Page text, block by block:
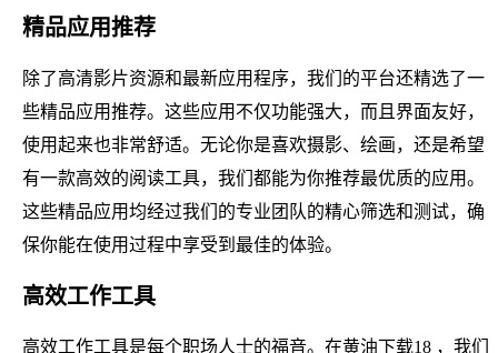
精品应用推荐
除了高清影片资源和最新应用程序，我们的平台还精选了一
些精品应用推荐。这些应用不仅功能强大，而且界面友好，
使用起来也非常舒适。无论你是喜欢摄影、绘画，还是希望
有一款高效的阅读工具，我们都能为你推荐最优质的应用。
这些精品应用均经过我们的专业团队的精心筛选和测试，确
保你能在使用过程中享受到最佳的体验。
高效工作工具
高效工作工具是每个职场人士的福音。在黄油下载18 ，我们